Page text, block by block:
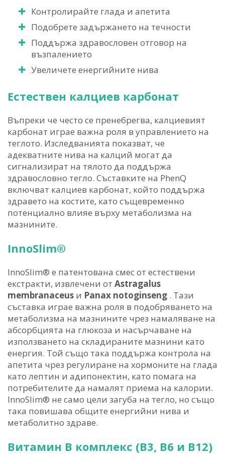
Контролирайте глада и апетита
Подобрете задържането на течности
Поддържа здравословен отговор на
възпалението
Увеличете енергийните нива
Естествен калциев карбонат
Въпреки че често се пренебрегва, калциевият
карбонат играе важна роля в управлението на
теглото. Изследванията показват, че
адекватните нива на калций могат да
сигнализират на тялото да поддържа
здравословно тегло. Съставките на PhenQ
включват калциев карбонат, който поддържа
здравето на костите, като същевременно
потенциално влияе върху метаболизма на
мазнините.
InnoSlim®
InnoSlim® е патентована смес от естествени
екстракти, извлечени от Astragalus
membranaceus и Panax notoginseng . Тази
съставка играе важна роля в подобряването на
метаболизма на мазнините чрез намаляване на
абсорбцията на глюкоза и насърчаване на
използването на складираните мазнини като
енергия. Той също така поддържа контрола на
апетита чрез регулиране на хормоните на глада
като лептин и адипонектин, като помага на
потребителите да намалят приема на калории.
InnoSlim® не само цели загуба на тегло, но също
така повишава общите енергийни нива и
метаболитно здраве.
Витамин B комплекс (B3, B6 и B12)